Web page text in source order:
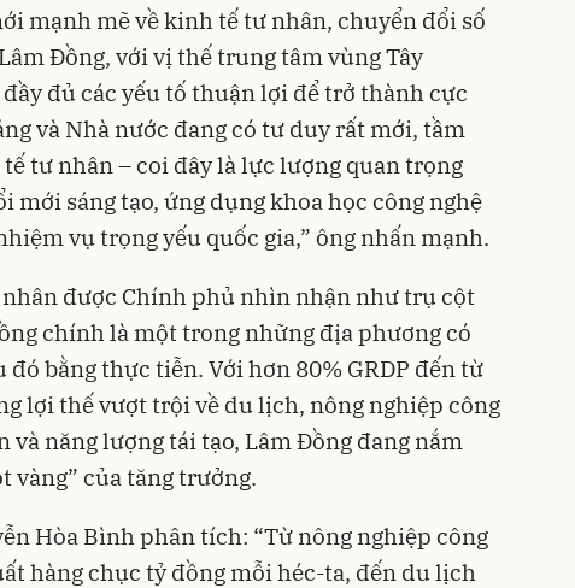
mạnh mẽ về kinh tế tư nhân, chuyển đổi số
Đồng, với vị thế trung tâm vùng Tây
đủ các yếu tố thuận lợi để trở thành cực
và Nhà nước đang có tư duy rất mới, tầm
tư nhân – coi đây là lực lượng quan trọng
mới sáng tạo, ứng dụng khoa học công nghệ
vụ trọng yếu quốc gia,” ông nhấn mạnh.
được Chính phủ nhìn nhận như trụ cột
chính là một trong những địa phương có
bằng thực tiễn. Với hơn 80% GRDP đến từ
lợi thế vượt trội về du lịch, nông nghiệp công
và năng lượng tái tạo, Lâm Đồng đang nắm
vàng” của tăng trưởng.
Hòa Bình phân tích: “Từ nông nghiệp công
hàng chục tỷ đồng mỗi héc-ta, đến du lịch